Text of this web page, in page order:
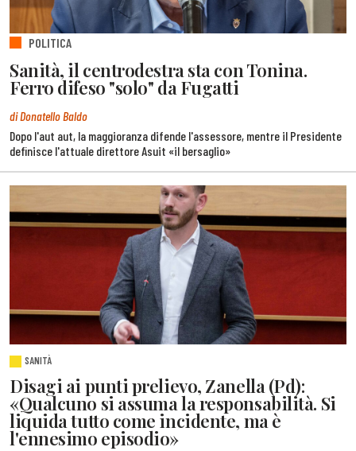
POLITICA
Sanità, il centrodestra sta con Tonina.
Ferro difeso "solo" da Fugatti
di Donatello Baldo
Dopo l'aut aut, la maggioranza difende l'assessore, mentre il Presidente
definisce l'attuale direttore Asuit «il bersaglio»
SANITÀ
Disagi ai punti prelievo, Zanella (Pd):
«Qualcuno si assuma la responsabilità. Si
liquida tutto come incidente, ma è
l'ennesimo episodio»